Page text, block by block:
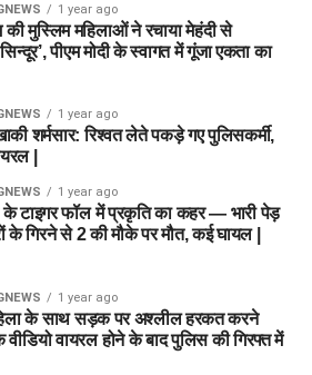
(VC)
(C)
1 year ago
की मुस्लिम महिलाओं ने रचाया मेहंदी से
पीएम मोदी के स्वागत में गूंजा एकता का
1 year ago
शर्मसार: रिश्वत लेते पकड़े गए पुलिसकर्मी,
|
1 year ago
के टाइगर फॉल में प्रकृति का कहर — भारी पेड़
के गिरने से 2 की मौके पर मौत, कई घायल |
1 year ago
के साथ सड़क पर अश्लील हरकत करने
वीडियो वायरल होने के बाद पुलिस की गिरफ्त में